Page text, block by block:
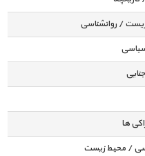
/ روانشناسی
ها
/ محیط زیست